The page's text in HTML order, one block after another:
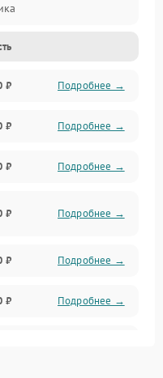
₽ Подробнее →
₽ Подробнее →
₽ Подробнее →
₽ Подробнее →
₽ Подробнее →
₽ Подробнее →